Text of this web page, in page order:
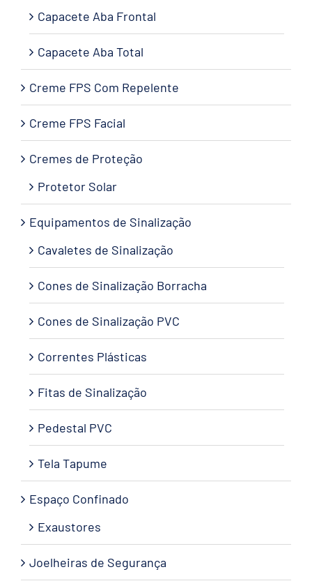
Capacete Aba Frontal
Capacete Aba Total
Creme FPS Com Repelente
Creme FPS Facial
Cremes de Proteção
Protetor Solar
Equipamentos de Sinalização
Cavaletes de Sinalização
Cones de Sinalização Borracha
Cones de Sinalização PVC
Correntes Plásticas
Fitas de Sinalização
Pedestal PVC
Tela Tapume
Espaço Confinado
Exaustores
Joelheiras de Segurança